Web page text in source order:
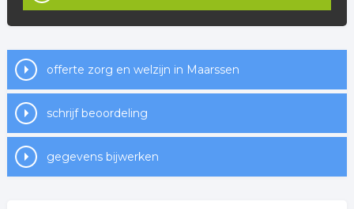
offerte zorg en welzijn in Maarssen
schrijf beoordeling
gegevens bijwerken